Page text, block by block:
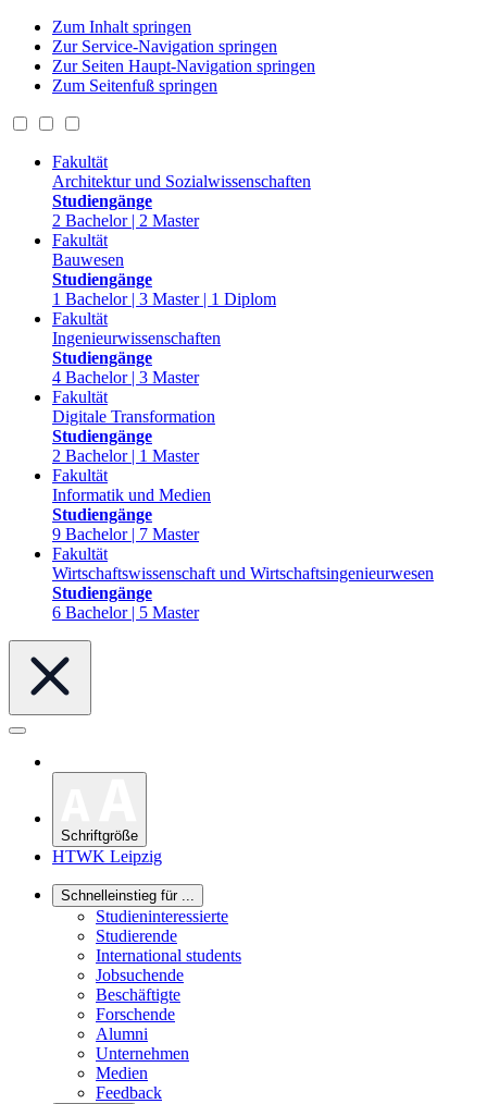
Zum Inhalt springen
Zur Service-Navigation springen
Zur Seiten Haupt-Navigation springen
Zum Seitenfuß springen
Fakultät
Architektur und Sozialwissenschaften
Studiengänge
2 Bachelor | 2 Master
Fakultät
Bauwesen
Studiengänge
1 Bachelor | 3 Master | 1 Diplom
Fakultät
Ingenieurwissenschaften
Studiengänge
4 Bachelor | 3 Master
Fakultät
Digitale Transformation
Studiengänge
2 Bachelor | 1 Master
Fakultät
Informatik und Medien
Studiengänge
9 Bachelor | 7 Master
Fakultät
Wirtschaftswissenschaft und Wirtschaftsingenieurwesen
Studiengänge
6 Bachelor | 5 Master
Schriftgröße
HTWK Leipzig
Schnelleinstieg für ...
Studieninteressierte
Studierende
International students
Jobsuchende
Beschäftigte
Forschende
Alumni
Unternehmen
Medien
Feedback